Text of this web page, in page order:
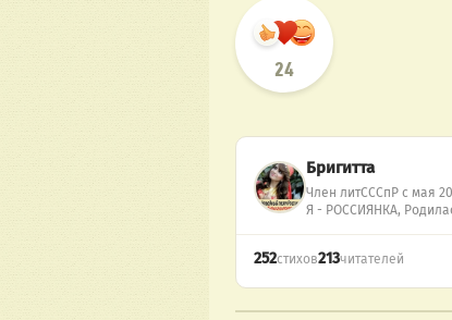
24
Бригитта
Член литСССпР с мая
Я - РОССИЯНКА,
252стихов213читателей